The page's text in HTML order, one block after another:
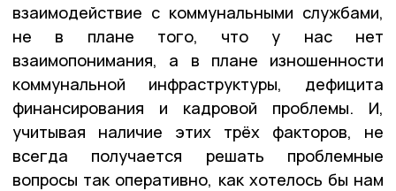
взаимодействие с коммунальными службами,
не в плане того, что у нас нет
взаимопонимания, а в плане изношенности
коммунальной инфраструктуры, дефицита
финансирования и кадровой проблемы. И,
учитывая наличие этих трёх факторов, не
всегда получается решать проблемные
вопросы так оперативно, как хотелось бы нам